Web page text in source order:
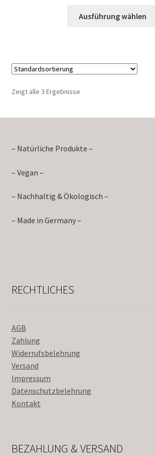
Ausführung wählen
Zeigt alle 3 Ergebnisse
– Natürliche Produkte –
– Vegan –
– Nachhaltig & Ökologisch –
– Made in Germany –
RECHTLICHES
AGB
Zahlung
Widerrufsbelehrung
Versand
Impressum
Datenschutzbelehrung
Kontakt
BEZAHLUNG & VERSAND